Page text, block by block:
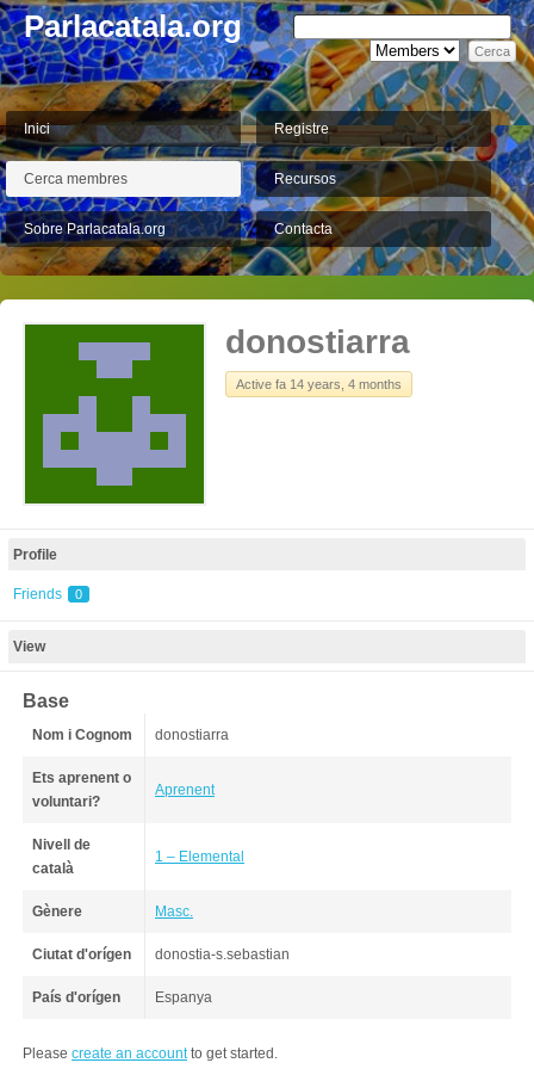
Parlacatala.org
Inici Registre
Cerca membres Recursos
Sobre Parlacatala.org Contacta
donostiarra
Active fa 14 years, 4 months
Profile
Friends 0
View
Base
Nom i Cognom donostiarra
Ets aprenent o
voluntari?
Aprenent
Nivell de
català
1 – Elemental
Gènere Masc.
Ciutat d'orígen donostia-s.sebastian
País d'orígen Espanya
Please create an accountto get started.